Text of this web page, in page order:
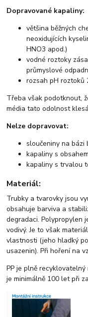
Dopravované kapaliny:
většina běžných
neoxidujících
HNO3 apod.)
vodné roztoky
průmyslové
rozsah pH roztoků
Třeba však podotknout,
média tato odolnost
Nelze dopravovat:
sloučeniny na bázi
kapaliny s
kapaliny s trvalou
Materiál:
Trubky a tvarovky jsou
obsahuje barviva a
degradaci. Polypropylen
vodivý. Je to však
vlastnosti (jeho hladký
usazenin). Při hoření na
PP je plně
je minimálně 100 let při